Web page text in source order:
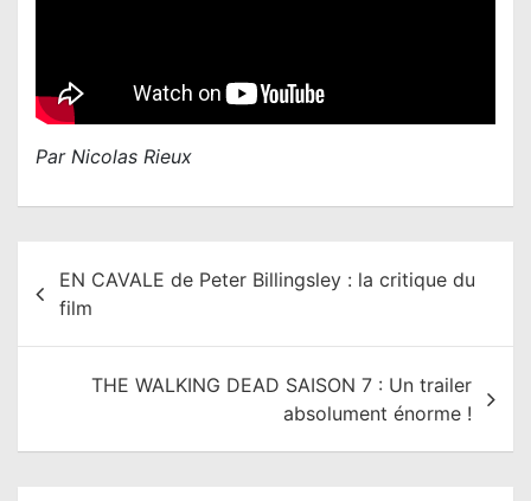
Par Nicolas Rieux
EN CAVALE de Peter Billingsley : la critique du
film
THE WALKING DEAD SAISON 7 : Un trailer
absolument énorme !